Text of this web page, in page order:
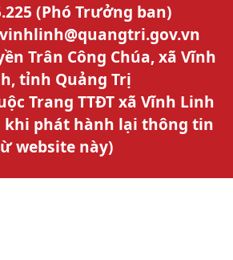
(Phó Trưởng ban)
Trân Công Chúa, xã Vĩnh
tỉnh Quảng Trị
Trang TTĐT xã Vĩnh Linh
khi phát hành lại thông tin
website này)